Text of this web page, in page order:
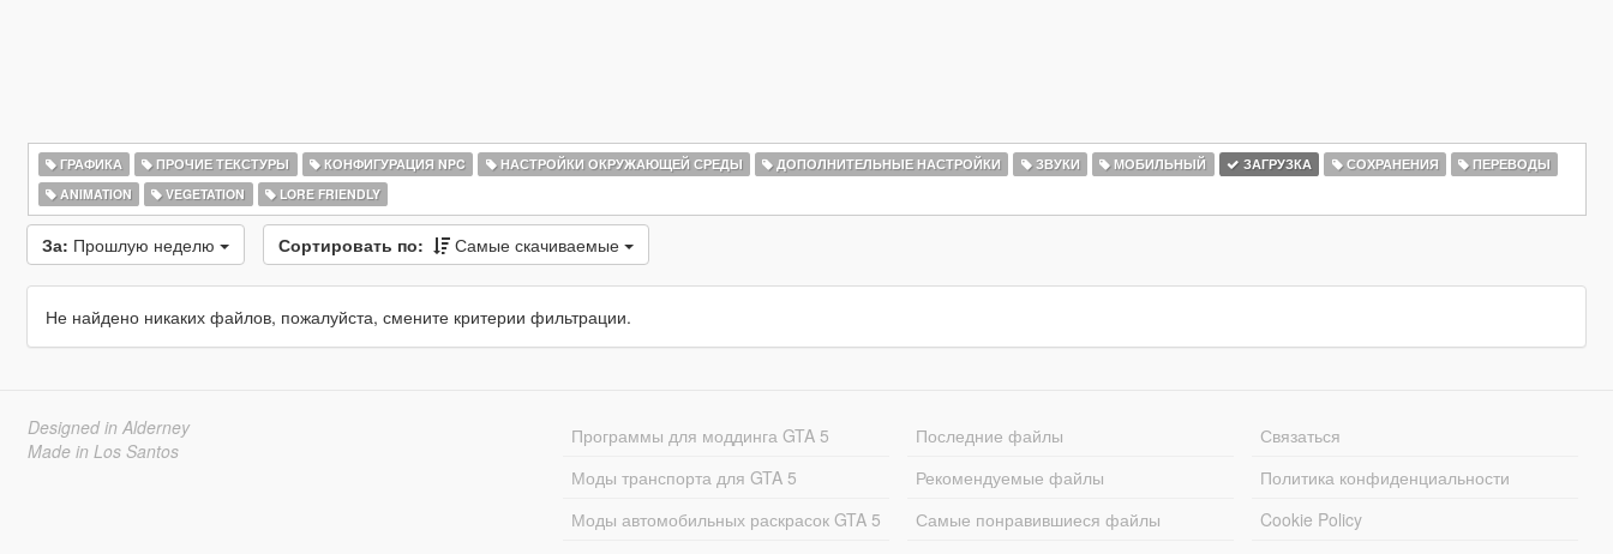
ГРАФИКА ПРОЧИЕ ТЕКСТУРЫ КОНФИГУРАЦИЯ NPC НАСТРОЙКИ ОКРУЖАЮЩЕЙ СРЕДЫ ДОПОЛНИТЕЛЬНЫЕ НАСТРОЙКИ ЗВУКИ МОБИЛЬНЫЙ ЗАГРУЗКА СОХРАНЕНИЯ
ПЕРЕВОДЫ
ANIMATION
VEGETATION LORE FRIENDLY
За: Прошлую неделю Сортировать по: Самые скачиваемые
Не найдено никаких файлов, пожалуйста, смените критерии фильтрации.
Designed in Alderney
Made in Los Santos
Программы для моддинга GTA 5
Моды транспорта для GTA 5
Моды автомобильных раскрасок GTA 5
Последние файлы
Рекомендуемые файлы
Самые понравившиеся файлы
Связаться
Политика конфиденциальности
Cookie Policy